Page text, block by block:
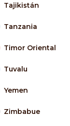
Tajikistán
Tanzania
Timor Oriental
Tuvalu
Yemen
Zimbabue